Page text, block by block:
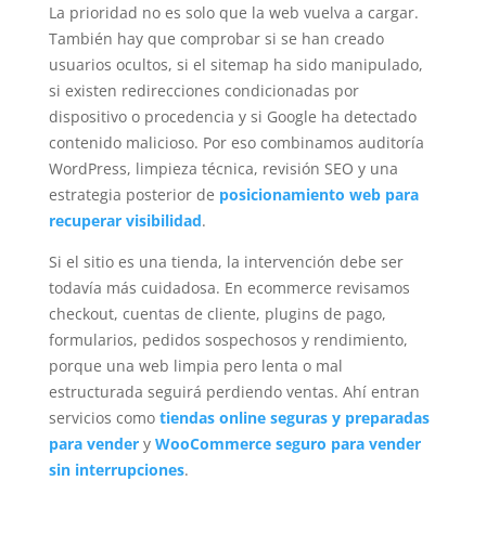
La prioridad no es solo que la web vuelva a cargar.
También hay que comprobar si se han creado
usuarios ocultos, si el sitemap ha sido manipulado,
si existen redirecciones condicionadas por
dispositivo o procedencia y si Google ha detectado
contenido malicioso. Por eso combinamos auditoría
WordPress, limpieza técnica, revisión SEO y una
estrategia posterior de posicionamiento web para
recuperar visibilidad.
Si el sitio es una tienda, la intervención debe ser
todavía más cuidadosa. En ecommerce revisamos
checkout, cuentas de cliente, plugins de pago,
formularios, pedidos sospechosos y rendimiento,
porque una web limpia pero lenta o mal
estructurada seguirá perdiendo ventas. Ahí entran
servicios como tiendas online seguras y preparadas
para vendery WooCommerce seguro para vender
sin interrupciones.